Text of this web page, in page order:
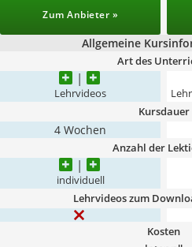
Zum Anbieter »
Allgemeine
Art des
Lehrvideos
Kursdauer
4 Wochen
Anzahl der
individuell
Lehrvideos zum
Kosten